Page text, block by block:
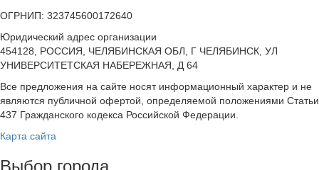
ОГРНИП: 323745600172640
Юридический адрес организации
454128, РОССИЯ, ЧЕЛЯБИНСКАЯ ОБЛ, Г ЧЕЛЯБИНСК, УЛ
УНИВЕРСИТЕТСКАЯ НАБЕРЕЖНАЯ, Д 64
Все предложения на сайте носят информационный характер и не
являются публичной офертой, определяемой положениями Статьи
437 Гражданского кодекса Российской Федерации.
Карта сайта
Выбор города